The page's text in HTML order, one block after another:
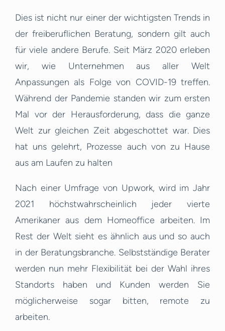
Dies ist nicht nur einer der wichtigsten Trends in
der freiberuflichen Beratung, sondern gilt auch
für viele andere Berufe. Seit März 2020 erleben
wir, wie Unternehmen aus aller Welt
Anpassungen als Folge von COVID-19 treffen.
Während der Pandemie standen wir zum ersten
Mal vor der Herausforderung, dass die ganze
Welt zur gleichen Zeit abgeschottet war. Dies
hat uns gelehrt, Prozesse auch von zu Hause
aus am Laufen zu halten
Nach einer Umfrage von Upwork, wird im Jahr
2021 höchstwahrscheinlich jeder vierte
Amerikaner aus dem Homeoffice arbeiten. Im
Rest der Welt sieht es ähnlich aus und so auch
in der Beratungsbranche. Selbstständige Berater
werden nun mehr Flexibilität bei der Wahl ihres
Standorts haben und Kunden werden Sie
möglicherweise sogar bitten, remote zu
arbeiten.